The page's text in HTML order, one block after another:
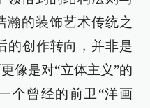
瀚的装饰艺术传统之
的创作转向，并非是
像是对“立体主义”的
个曾经的前卫“洋画